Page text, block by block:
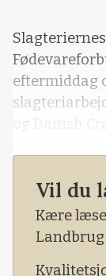
eftermiddag
og Danish
Det tager
onsdag
berørte
Vil du
Kære
Landbrug